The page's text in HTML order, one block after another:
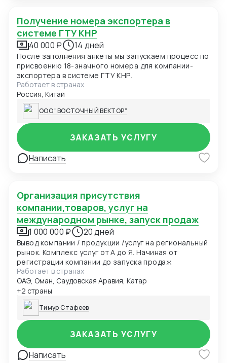
Получение номера экспортера в
системе ГТУ КНР
40 000 ₽ 14 дней
После заполнения анкеты мы запускаем процесс по
присвоению 18-значного номера для компании-
экспортера в системе ГТУ КНР.
Работает в странах
Россия, Китай
ООО "ВОСТОЧНЫЙ ВЕКТОР"
Написать
ЗАКАЗАТЬ УСЛУГУ
Организация присутствия
компании,товаров, услуг на
международном рынке, запуск продаж
1 000 000 ₽ 20 дней
Вывод компании / продукции /услуг на региональный
рынок. Комплекс услуг от А до Я. Начиная от
регистрации компании до запуска продаж
Работает в странах
ОАЭ, Оман, Саудовская Аравия, Катар
+2 страны
Тимур Стафеев
Написать
ЗАКАЗАТЬ УСЛУГУ